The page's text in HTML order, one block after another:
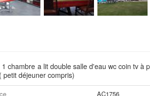
chambre a lit double salle d'eau wc coin tv à
petit déjeuner compris)
AC1756